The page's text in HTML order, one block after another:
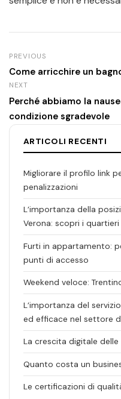
PREVIOUS
Come arricchire un
NEXT
Perché abbiamo la
condizione sgradevole
ARTICOLI RECENTI
Migliorare il profilo link
penalizzazioni
L’importanza della
Verona: scopri i
Furti in appartamento:
punti di accesso
Weekend veloce:
L’importanza del
ed efficace nel settore
La crescita digitale
Quanto costa un
Le certificazioni di